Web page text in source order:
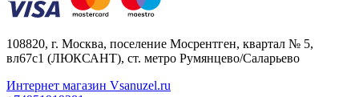
108820, г. Москва, поселение Мосрентген, квартал № 5,
вл67с1 (ЛЮКСАНТ), ст. метро Румянцево/Саларьево
Интернет магазин Vsanuzel.ru